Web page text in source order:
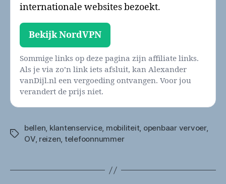
internationale websites bezoekt.
Bekijk NordVPN
Sommige links op deze pagina zijn affiliate links.
Als je via zo’n link iets afsluit, kan Alexander
vanDijl.nl een vergoeding ontvangen. Voor jou
verandert de prijs niet.
Tags
bellen, klantenservice, mobiliteit, openbaar vervoer,
OV, reizen, telefoonnummer